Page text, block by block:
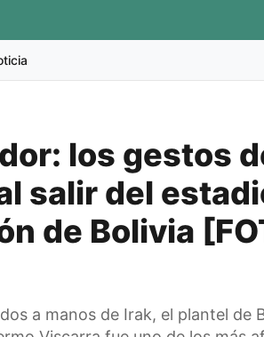
los gestos
salir del
de Bolivia
a manos de Irak, el plantel de